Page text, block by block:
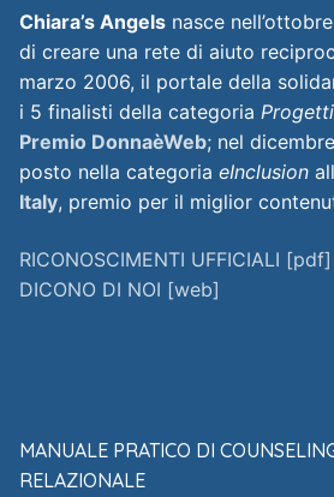
Chiara’s Angels nasce nell’ottobre
di creare una rete di aiuto
marzo 2006, il portale della
i 5 finalisti della categoria
Premio DonnaèWeb; nel
posto nella categoria eInclusion
Italy, premio per il miglior
RICONOSCIMENTI UFFICIALI [pdf]
DICONO DI NOI [web]
MANUALE PRATICO DI
RELAZIONALE